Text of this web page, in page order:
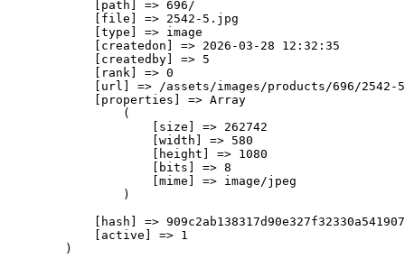
            [path] => 696/
            [file] => 2542-5.jpg
            [type] => image
            [createdon] => 2026-03-28 12:32:35
            [createdby] => 5
            [rank] => 0
[url] => /assets/images/products/696/2542-
            [properties] => Array
                (
                    [size] => 262742
                    [width] => 580
                    [height] => 1080
                    [bits] => 8
                    [mime] => image/jpeg
                )
[hash] =>
            [active] => 1
        )